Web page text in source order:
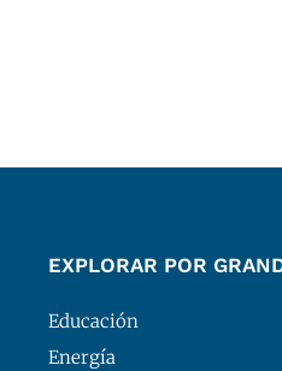
EXPLORAR POR
Educación
Energía